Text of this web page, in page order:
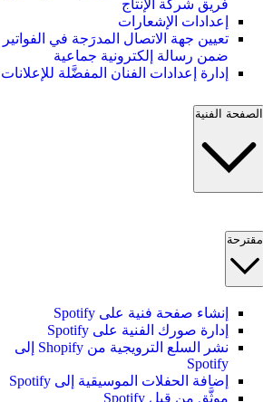
فريق شركة الإنتاج
إعدادات الإشعارات
تعيين جهة الاتصال المدرَجة في الفواتير
ضمن رسالة إلكترونية جماعية
إدارة إعدادات الفنان المفضَّلة للإعلانات
الصفحة الفنية
مقترحة
إنشاء صفحة فنية على Spotify
إدارة صورك الفنية على Spotify
نشر السلع الترويجية من Shopify إلى
Spotify
إضافة الحفلات الموسيقية إلى Spotify
موثَّق من قِبل Spotify